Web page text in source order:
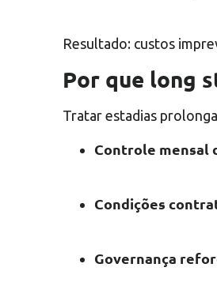
Resultado: custos
Por que long
Tratar estadias
Controle mensal
Condições
Governança